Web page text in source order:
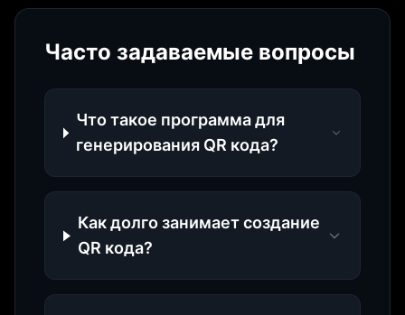
Часто задаваемые вопросы
Что такое программа для
генерирования QR кода?
Как долго занимает создание
QR кода?